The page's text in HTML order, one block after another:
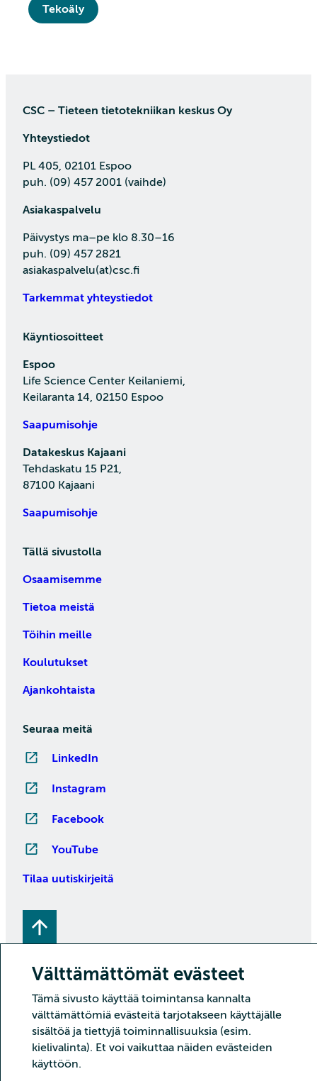
Välttämättömät evästeet
Tämä sivusto käyttää toimintansa kannalta
välttämättömiä evästeitä tarjotakseen käyttäjälle
sisältöä ja tiettyjä toiminnallisuuksia (esim.
kielivalinta). Et voi vaikuttaa näiden evästeiden
käyttöön.
Tekoäly
CSC – Tieteen tietotekniikan keskus Oy
Yhteystiedot
PL 405, 02101 Espoo
puh. (09) 457 2001 (vaihde)
Asiakaspalvelu
Päivystys ma–pe klo 8.30–16
puh. (09) 457 2821
asiakaspalvelu(at)csc.fi
Tarkemmat yhteystiedot
Käyntiosoitteet
Espoo
Life Science Center Keilaniemi,
Keilaranta 14, 02150 Espoo
Saapumisohje
Datakeskus Kajaani
Tehdaskatu 15 P21,
87100 Kajaani
Saapumisohje
Tällä sivustolla
Osaamisemme
Tietoa meistä
Töihin meille
Koulutukset
Ajankohtaista
Seuraa meitä
LinkedIn
Instagram
Facebook
YouTube
Tilaa uutiskirjeitä
Copyright CSC – Tieteen tietotekniikan keskus Oy
Tietoturva Tietosuoja
Evästeet ja kävijätilastointi
Saavutettavuusseloste